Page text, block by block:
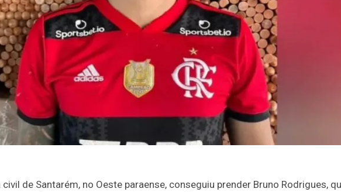
de Santarém, no Oeste paraense, conseguiu prender Bruno Rodrigues,